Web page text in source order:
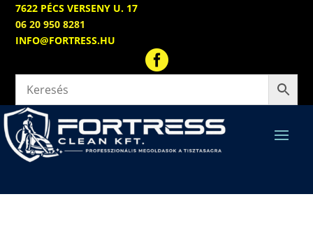
7622 PÉCS VERSENY U. 17
06 20 950 8281
INFO@FORTRESS.HU
